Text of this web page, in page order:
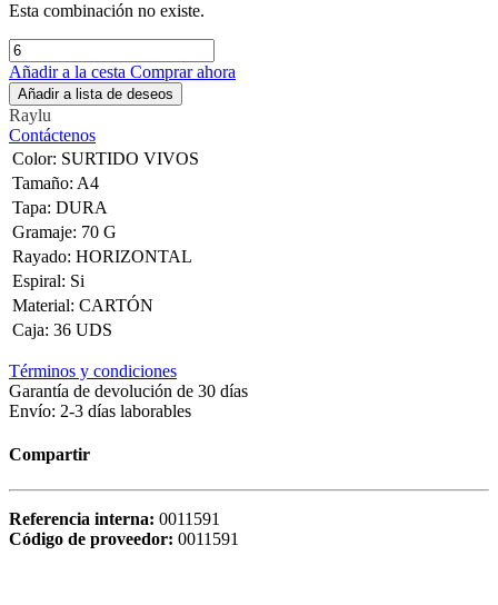
Esta combinación no existe.
Añadir a la cesta Comprar ahora
Añadir a lista de deseos
Raylu
Contáctenos
Color: SURTIDO VIVOS
Tamaño: A4
Tapa: DURA
Gramaje: 70 G
Rayado: HORIZONTAL
Espiral: Si
Material: CARTÓN
Caja: 36 UDS
Términos y condiciones
Garantía de devolución de 30 días
Envío: 2-3 días laborables
Compartir
Referencia interna: 0011591
Código de proveedor: 0011591